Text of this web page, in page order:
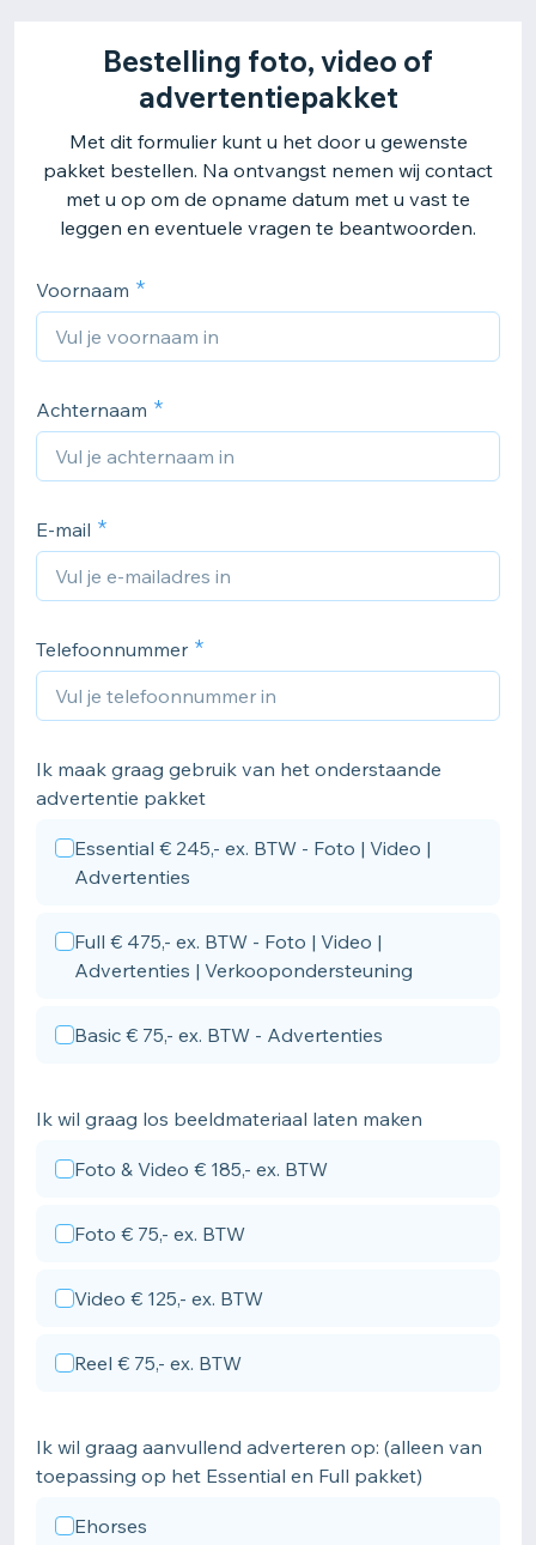
Bestelling foto, video of
advertentiepakket
Met dit formulier kunt u het door u gewenste
pakket bestellen. Na ontvangst nemen wij contact
met u op om de opname datum met u vast te
leggen en eventuele vragen te beantwoorden.
Voornaam
Achternaam
E-mail
Telefoonnummer
Ik maak graag gebruik van het onderstaande
advertentie pakket
Essential € 245,- ex. BTW - Foto | Video |
Advertenties
Full € 475,- ex. BTW - Foto | Video |
Advertenties | Verkoopondersteuning
Basic € 75,- ex. BTW - Advertenties
Ik wil graag los beeldmateriaal laten maken
Foto & Video € 185,- ex. BTW
Foto € 75,- ex. BTW
Video € 125,- ex. BTW
Reel € 75,- ex. BTW
Ik wil graag aanvullend adverteren op: (alleen van
toepassing op het Essential en Full pakket)
Ehorses